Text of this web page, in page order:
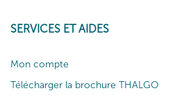
SERVICES ET AIDES
Mon compte
Télécharger la brochure THALGO